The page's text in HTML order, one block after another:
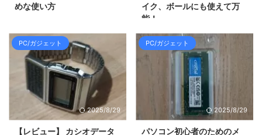
めな使い方
イク、ボールにも使えて万
能！
PC/ガジェット
2025/8/29
【レビュー】 カシオデータ
PC/ガジェット
2025/8/29
パソコン初心者のためのメ